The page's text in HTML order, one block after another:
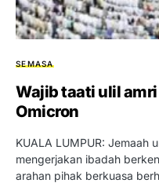
SEMASA
Wajib taati ulil
Omicron
KUALA LUMPUR: Jemaah
mengerjakan ibadah
arahan pihak berkuasa